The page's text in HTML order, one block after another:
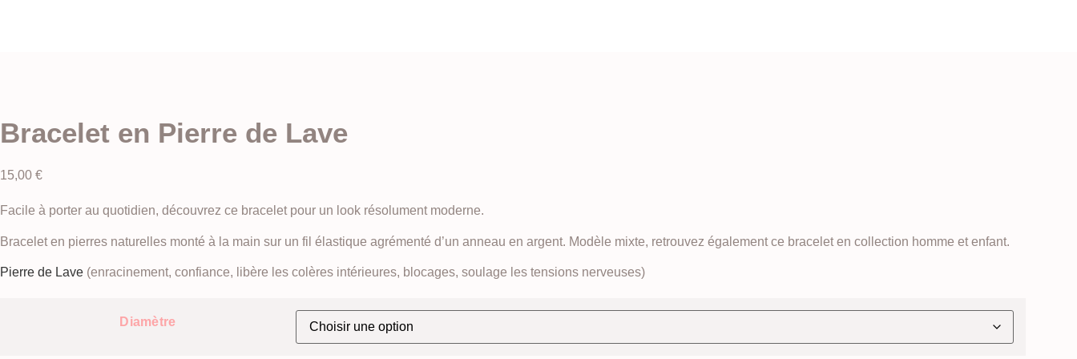
Bracelet en Pierre de Lave
15,00 €
Facile à porter au quotidien, découvrez ce bracelet pour un look résolument moderne.
Bracelet en pierres naturelles monté à la main sur un fil élastique agrémenté d’un anneau en argent. Modèle mixte, retrouvez également ce bracelet en collection homme et enfant.
Pierre de Lave (enracinement, confiance, libère les colères intérieures, blocages, soulage les tensions nerveuses)
Diamètre